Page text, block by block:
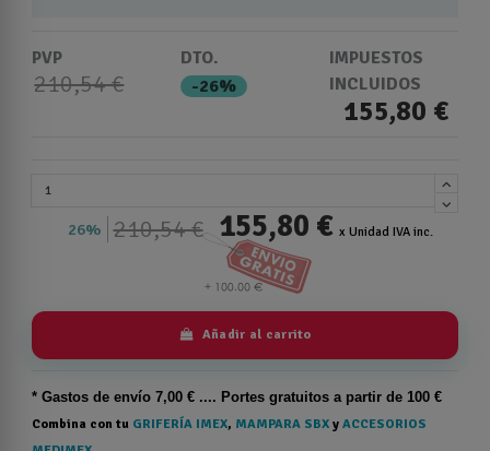
PVP
210,54 €
DTO.
-26%
IMPUESTOS
INCLUIDOS
155,80 €
26% 210,54 € 155,80 € x Unidad IVA inc.
Añadir al carrito
* Gastos de envío 7,00 € .... Portes gratuitos a partir de 100 €
Combina con tu GRIFERÍA IMEX, MAMPARA SBX y ACCESORIOS